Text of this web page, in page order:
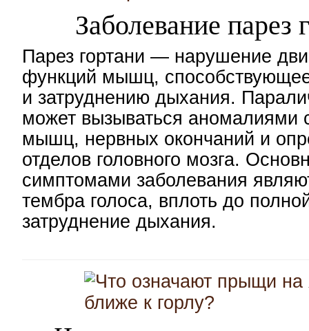
Заболевание парез
Парез гортани — нарушение
функций мышц,
и затруднению дыхания.
может вызываться аномалиями
мышц, нервных окончаний и
отделов головного мозга.
симптомами заболевания
тембра голоса, вплоть до
затруднение дыхания.